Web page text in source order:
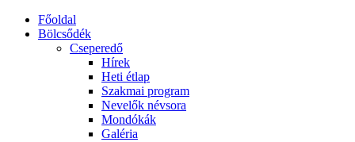
Főoldal
Bölcsődék
Cseperedő
Hírek
Heti étlap
Szakmai program
Nevelők névsora
Mondókák
Galéria